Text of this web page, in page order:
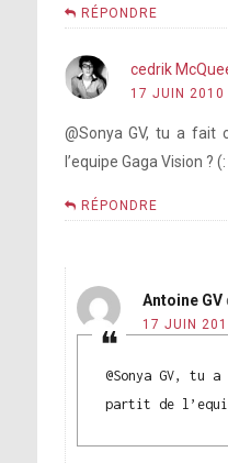
RÉPONDRE
cedrik
17 JUIN 2010
@Sonya GV, tu a fait
l’equipe Gaga Vision ? (:
RÉPONDRE
Antoine GV
17 JUIN
@Sonya GV, tu
partit de